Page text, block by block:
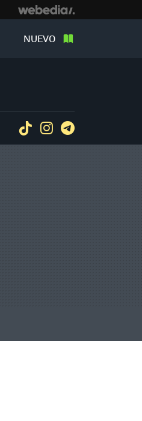
NUEVO
TiktokInstagram